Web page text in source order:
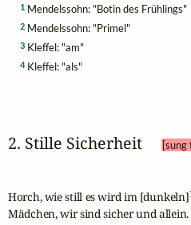
1Mendelssohn: "Botin des Frühlings"
2Mendelssohn: "Primel"
3Kleffel: "am"
4Kleffel: "als"
2. Stille Sicherheit
Horch, wie still es wird im [dunkeln]
Mädchen, wir sind sicher und allein.